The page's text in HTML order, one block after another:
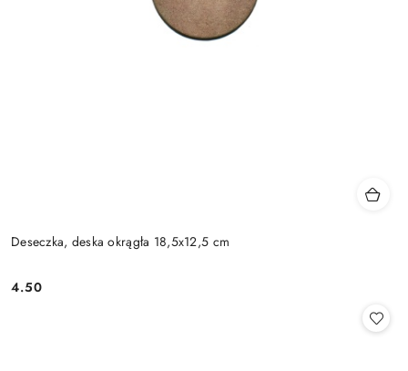
Deseczka, deska okrągła 18,5x12,5 cm
Cena:
4.50